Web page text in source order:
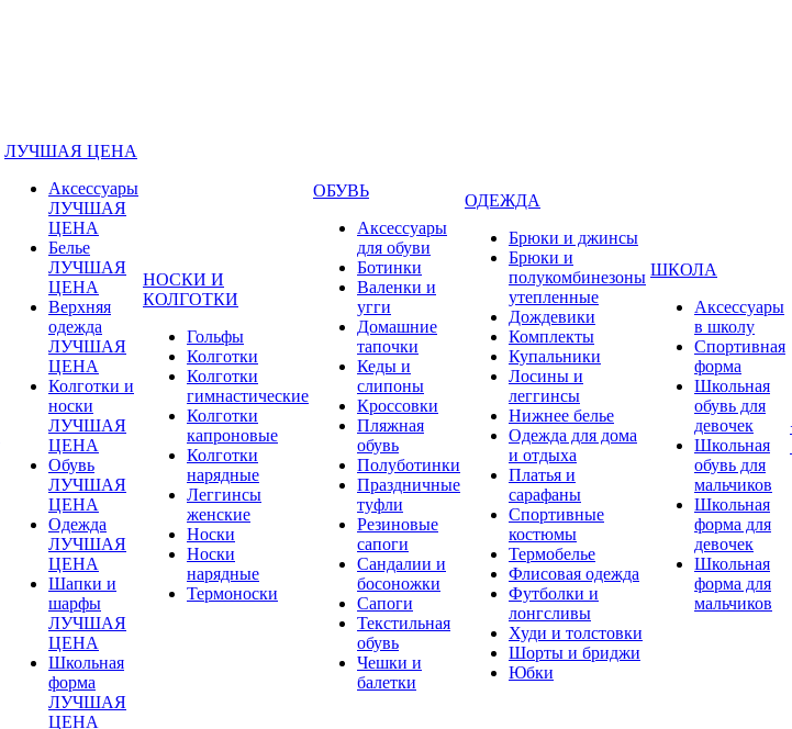
ЛУЧШАЯ ЦЕНА
Аксессуары
ЛУЧШАЯ
ЦЕНА
Белье
ЛУЧШАЯ
ЦЕНА
Верхняя
одежда
ЛУЧШАЯ
ЦЕНА
Колготки и
носки
ЛУЧШАЯ
ЦЕНА
Обувь
ЛУЧШАЯ
ЦЕНА
Одежда
ЛУЧШАЯ
ЦЕНА
Шапки и
шарфы
ЛУЧШАЯ
ЦЕНА
Школьная
форма
ЛУЧШАЯ
ЦЕНА
НОСКИ И
КОЛГОТКИ
Гольфы
Колготки
Колготки
гимнастические
Колготки
капроновые
Колготки
нарядные
Леггинсы
женские
Носки
Носки
нарядные
Термоноски
ОБУВЬ
Аксессуары
для обуви
Ботинки
Валенки и
угги
Домашние
тапочки
Кеды и
слипоны
Кроссовки
Пляжная
обувь
Полуботинки
Праздничные
туфли
Резиновые
сапоги
Сандалии и
босоножки
Сапоги
Текстильная
обувь
Чешки и
балетки
ОДЕЖДА
Брюки и джинсы
Брюки и
полукомбинезоны
утепленные
Дождевики
Комплекты
Купальники
Лосины и
леггинсы
Нижнее белье
Одежда для дома
и отдыха
Платья и
сарафаны
Спортивные
костюмы
Термобелье
Флисовая одежда
Футболки и
лонгсливы
Худи и толстовки
Шорты и бриджи
Юбки
ШКОЛА
Аксессуары
в школу
Спортивная
форма
Школьная
обувь для
девочек
Школьная
обувь для
мальчиков
Школьная
форма для
девочек
Школьная
форма для
мальчиков